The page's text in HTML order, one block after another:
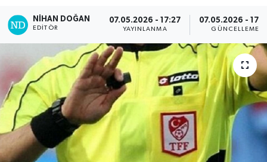
NIHAN DOĞAN
EDITÖR
07.05.2026 - 17:27
YAYINLANMA
07.05.2026 -
GÜNCELLEME